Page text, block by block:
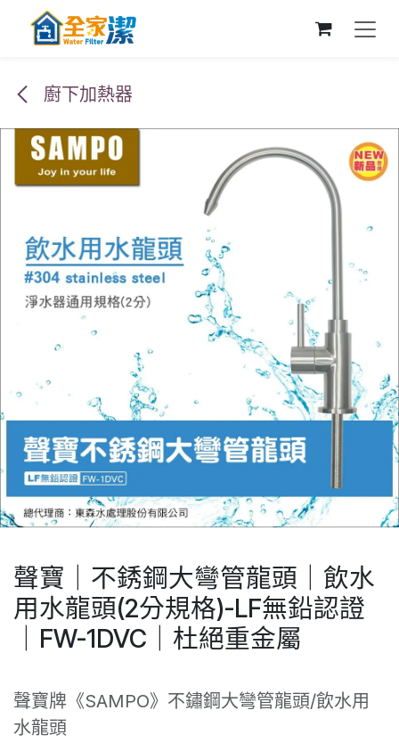
跳至內容
廚下加熱器
聲寶｜不銹鋼大彎管龍頭｜飲水
用水龍頭(2分規格)-LF無鉛認證
｜FW-1DVC｜杜絕重金屬
聲寶牌《SAMPO》不鏽鋼大彎管龍頭/飲水用
水龍頭